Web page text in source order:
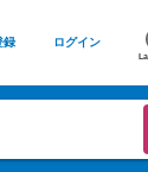
録 ログイン